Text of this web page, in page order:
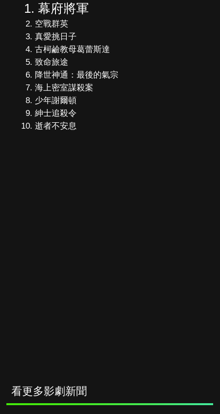
幕府將軍
空戰群英
真愛挑日子
古柯鹼教母葛蕾斯達
致命旅途
降世神通：最後的氣宗
海上密室謀殺案
少年謝爾頓
紳士追殺令
逝者不安息
看更多影劇新聞